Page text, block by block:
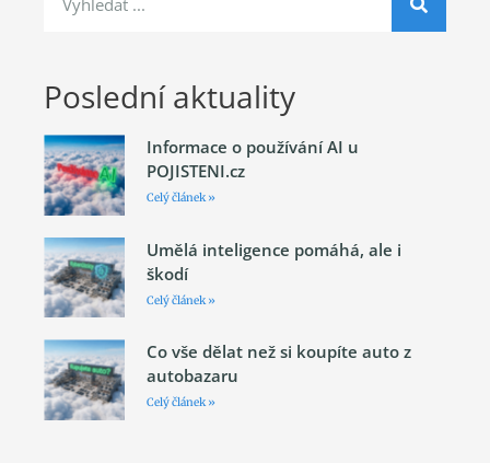
Poslední aktuality
Informace o používání AI u
POJISTENI.cz
Celý článek »
Umělá inteligence pomáhá, ale i
škodí
Celý článek »
Co vše dělat než si koupíte auto z
autobazaru
Celý článek »